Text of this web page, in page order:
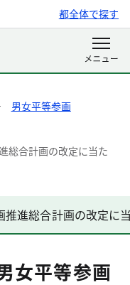
都全体で探す
男女平等参画
総合計画の改定に当た
進総合計画の改定に
女平等参画